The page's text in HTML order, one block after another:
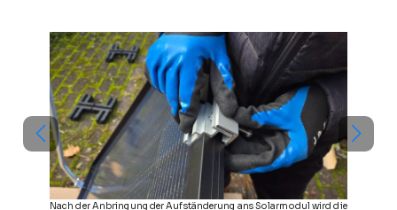
Nach der Anbringung der Aufständerung ans Solarmodul wird die